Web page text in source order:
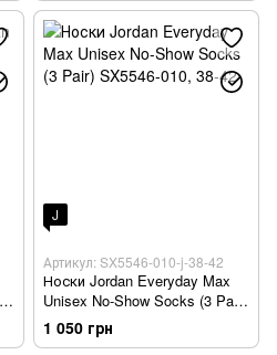
J
Артикул: SX5546-010-j-38-42
Носки Jordan Everyday Max
Unisex No-Show Socks (3 Pair)
SX5546-010
1 050 грн